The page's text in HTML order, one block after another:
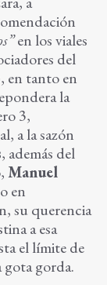
en los viales
del
, en tanto en
la
3,
a la sazón
, además del
Manuel
en
su querencia
a esa
el límite de
gota gorda.